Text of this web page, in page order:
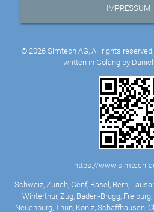
IMPRESSUM
© 2026 Simtech AG, All rights
written in Golang by
https://www.simtech-
Schweiz, Zürich, Genf, Basel, Bern,
Winterthur, Zug, Baden-Brugg,
Neuenburg, Thun, Köniz, Schaffhausen,